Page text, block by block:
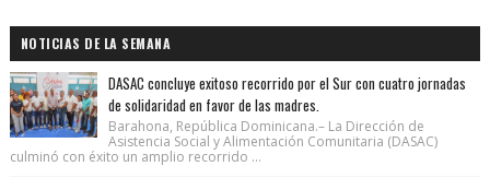
NOTICIAS DE LA SEMANA
DASAC concluye exitoso recorrido por el Sur con cuatro jornadas
de solidaridad en favor de las madres.
Barahona, República Dominicana.– La Dirección de
Asistencia Social y Alimentación Comunitaria (DASAC)
culminó con éxito un amplio recorrido ...